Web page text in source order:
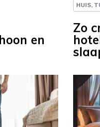
en
HUIS,
Zo